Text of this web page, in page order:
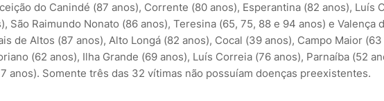
do Canindé (87 anos), Corrente (80 anos), Esperantina (82 anos), Luís
São Raimundo Nonato (86 anos), Teresina (65, 75, 88 e 94 anos) e Valença
de Altos (87 anos), Alto Longá (82 anos), Cocal (39 anos), Campo Maior (63
(62 anos), Ilha Grande (69 anos), Luís Correia (76 anos), Parnaíba (52
anos). Somente três das 32 vítimas não possuíam doenças preexistentes.